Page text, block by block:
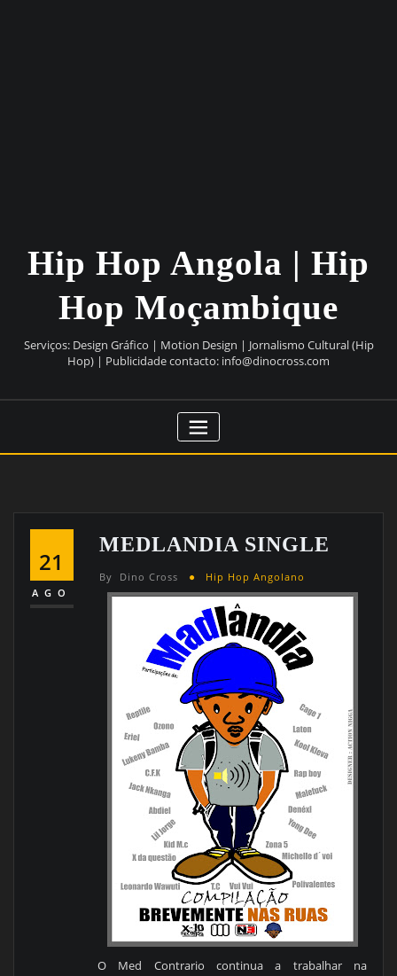
Hip Hop Angola | Hip
Hop Moçambique
Serviços: Design Gráfico | Motion Design | Jornalismo Cultural (Hip
Hop) | Publicidade contacto: info@dinocross.com
21
AGO
MEDLANDIA SINGLE
By Dino Cross Hip Hop Angolano
O Med Contrario continua a trabalhar na